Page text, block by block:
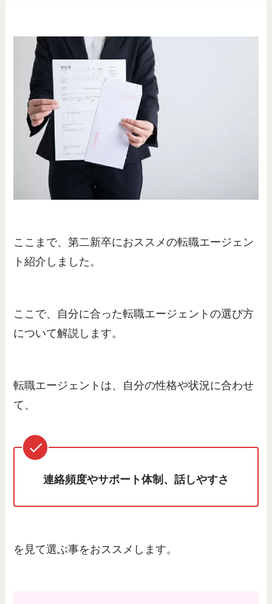
ここまで、第二新卒におススメの転職エージェン
ト紹介しました。
ここで、自分に合った転職エージェントの選び方
について解説します。
転職エージェントは、自分の性格や状況に合わせ
て、
連絡頻度やサポート体制、話しやすさ
を見て選ぶ事をおススメします。